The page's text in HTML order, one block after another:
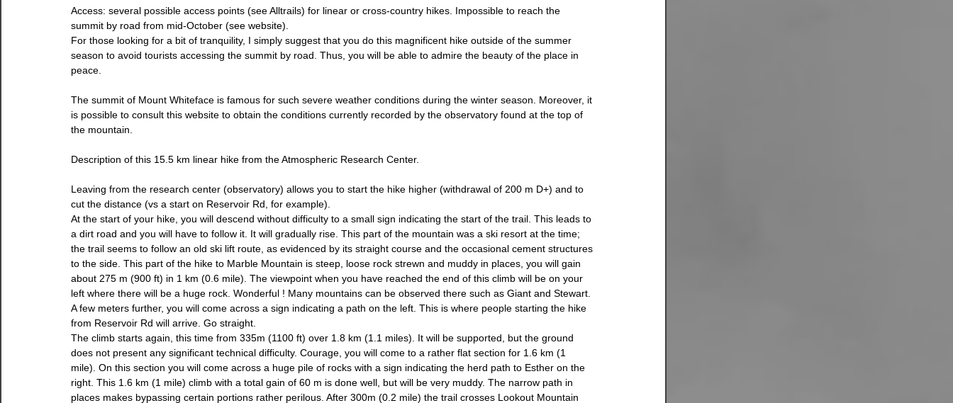
Access: several possible access points (see Alltrails) for linear or cross-country hikes. Impossible to reach the
summit by road from mid-October (see website).
For those looking for a bit of tranquility, I simply suggest that you do this magnificent hike outside of the summer
season to avoid tourists accessing the summit by road. Thus, you will be able to admire the beauty of the place in
peace.
The summit of Mount Whiteface is famous for such severe weather conditions during the winter season. Moreover, it
is possible to consult this website to obtain the conditions currently recorded by the observatory found at the top of
the mountain.
Description of this 15.5 km linear hike from the Atmospheric Research Center.
Leaving from the research center (observatory) allows you to start the hike higher (withdrawal of 200 m D+) and to
cut the distance (vs a start on Reservoir Rd, for example).
At the start of your hike, you will descend without difficulty to a small sign indicating the start of the trail. This leads to
a dirt road and you will have to follow it. It will gradually rise. This part of the mountain was a ski resort at the time;
the trail seems to follow an old ski lift route, as evidenced by its straight course and the occasional cement structures
to the side. This part of the hike to Marble Mountain is steep, loose rock strewn and muddy in places, you will gain
about 275 m (900 ft) in 1 km (0.6 mile). The viewpoint when you have reached the end of this climb will be on your
left where there will be a huge rock. Wonderful ! Many mountains can be observed there such as Giant and Stewart.
A few meters further, you will come across a sign indicating a path on the left. This is where people starting the hike
from Reservoir Rd will arrive. Go straight.
The climb starts again, this time from 335m (1100 ft) over 1.8 km (1.1 miles). It will be supported, but the ground
does not present any significant technical difficulty. Courage, you will come to a rather flat section for 1.6 km (1
mile). On this section you will come across a huge pile of rocks with a sign indicating the herd path to Esther on the
right. This 1.6 km (1 mile) climb with a total gain of 60 m is done well, but will be very muddy. The narrow path in
places makes bypassing certain portions rather perilous. After 300m (0.2 mile) the trail crosses Lookout Mountain